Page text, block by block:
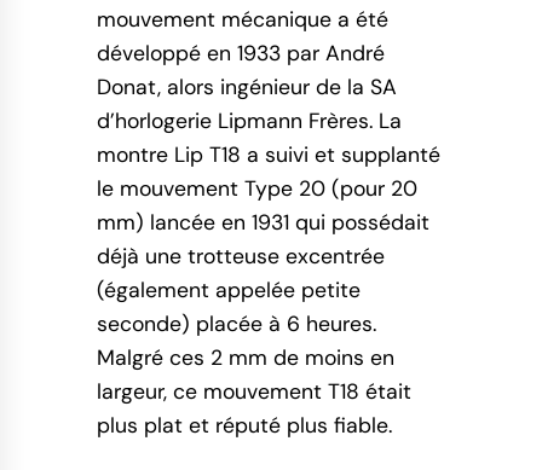
mouvement mécanique a été
développé en 1933 par André
Donat, alors ingénieur de la SA
d’horlogerie Lipmann Frères. La
montre Lip T18 a suivi et supplanté
le mouvement Type 20 (pour 20
mm) lancée en 1931 qui possédait
déjà une trotteuse excentrée
(également appelée petite
seconde) placée à 6 heures.
Malgré ces 2 mm de moins en
largeur, ce mouvement T18 était
plus plat et réputé plus fiable.